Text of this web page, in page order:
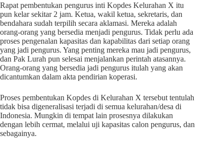
Rapat pembentukan pengurus inti Kopdes Kelurahan X itu
pun kelar sekitar 2 jam. Ketua, wakil ketua, sekretaris, dan
bendahara sudah terpilih secara aklamasi. Mereka adalah
orang-orang yang bersedia menjadi pengurus. Tidak perlu ada
proses pengenalan kapasitas dan kapabilitas dari setiap orang
yang jadi pengurus. Yang penting mereka mau jadi pengurus,
dan Pak Lurah pun selesai menjalankan perintah atasannya.
Orang-orang yang bersedia jadi pengurus itulah yang akan
dicantumkan dalam akta pendirian koperasi.
Proses pembentukan Kopdes di Kelurahan X tersebut tentulah
tidak bisa digeneralisasi terjadi di semua kelurahan/desa di
Indonesia. Mungkin di tempat lain prosesnya dilakukan
dengan lebih cermat, melalui uji kapasitas calon pengurus, dan
sebagainya.